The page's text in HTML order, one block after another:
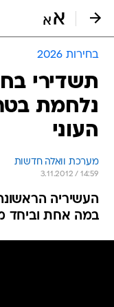
בחירות 2026
נלחמת
העוני
מערכת וואלה חדשות
3.11.2012 / 14:59
העשיריה
במה אחת וביחד